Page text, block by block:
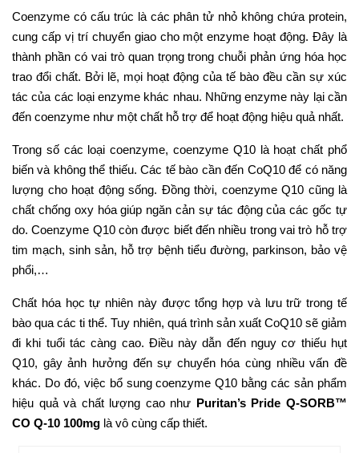
Coenzyme có cấu trúc là các phân tử nhỏ không chứa protein,
cung cấp vị trí chuyển giao cho một enzyme hoạt động. Đây là
thành phần có vai trò quan trọng trong chuỗi phản ứng hóa học
trao đổi chất. Bởi lẽ, mọi hoạt động của tế bào đều cần sự xúc
tác của các loại enzyme khác nhau. Những enzyme này lại cần
đến coenzyme như một chất hỗ trợ để hoạt động hiệu quả nhất.
Trong số các loại coenzyme, coenzyme Q10 là hoạt chất phổ
biến và không thể thiếu. Các tế bào cần đến CoQ10 để có năng
lượng cho hoạt động sống. Đồng thời, coenzyme Q10 cũng là
chất chống oxy hóa giúp ngăn cản sự tác động của các gốc tự
do. Coenzyme Q10 còn được biết đến nhiều trong vai trò hỗ trợ
tim mạch, sinh sản, hỗ trợ bệnh tiểu đường, parkinson, bảo vệ
phổi,…
Chất hóa học tự nhiên này được tổng hợp và lưu trữ trong tế
bào qua các ti thể. Tuy nhiên, quá trình sản xuất CoQ10 sẽ giảm
đi khi tuổi tác càng cao. Điều này dẫn đến nguy cơ thiếu hụt
Q10, gây ảnh hưởng đến sự chuyển hóa cùng nhiều vấn đề
khác. Do đó, việc bổ sung coenzyme Q10 bằng các sản phẩm
hiệu quả và chất lượng cao như Puritan’s Pride Q-SORB™
CO Q-10 100mg là vô cùng cấp thiết.